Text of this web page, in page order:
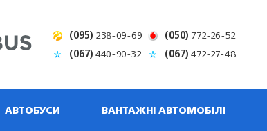
(095) 238-09-69 (050) 772-26-52
(067)440-90-32 (067)472-27-48
АВТОБУСИ ВАНТАЖНІ АВТОМОБІЛІ